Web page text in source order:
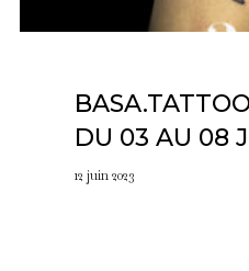
DU 03 AU 08
12 juin 2023